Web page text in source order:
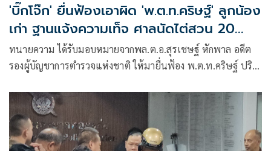
'บิ๊กโจ๊ก' ยื่นฟ้องเอาผิด 'พ.ต.ท.คริษฐ์' ลูกน้อง
เก่า ฐานแจ้งความเท็จ ศาลนัดไต่สวน 20
เม.ย.
ทนายความ ได้รับมอบหมายจากพล.ต.อ.สุรเชษฐ์ หักพาล อดีต
รองผู้บัญชาการตำรวจแห่งชาติ ให้มายื่นฟ้อง พ.ต.ท.คริษฐ์ ปริ